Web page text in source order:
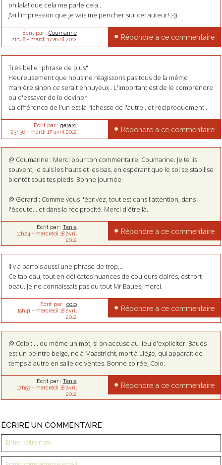
oh lala! que cela me parle cela...
J'ai l'impression que je vais me pencher sur cet auteur! ;-))
Écrit par : Coumarine
21h48- mardi 17 avril 2012 Répondre à ce commentaire
Très belle "phrase de plus"
Heureusement que nous ne réagissons pas tous de la même
manière sinon ce serait ennuyeux . L'important est de le comprendre
ou d'essayer de le deviner .
La différence de l'un est la richesse de l'autre ..et réciproquement .
Écrit par : gérard
23h36- mardi 17 avril 2012 Répondre à ce commentaire
@ Coumarine : Merci pour ton commentaire, Coumarine. Je te lis
souvent, je suis les hauts et les bas, en espérant que le sol se stabilise
bientôt sous tes pieds. Bonne journée.
@ Gérard : Comme vous l'écrivez, tout est dans l'attention, dans
l'écoute... et dans la réciprocité. Merci d'être là.
Écrit par : Tania
11h24 - mercredi 18 avril
2012
Répondre à ce commentaire
Il y a parfois aussi une phrase de trop...
Ce tableau, tout en délicates nuances de couleurs claires, est fort
beau. Je ne connaissais pas du tout Mr Baues, merci.
Écrit par : colo
15h41 - mercredi 18 avril
2012
Répondre à ce commentaire
@ Colo : ... ou même un mot, si on accuse au lieu d'expliciter. Bauës
est un peintre belge, né à Maastricht, mort à Liège, qui apparaît de
temps à autre en salle de ventes. Bonne soirée, Colo.
Écrit par : Tania
17h53- mercredi 18 avril
2012
Répondre à ce commentaire
ÉCRIRE UN COMMENTAIRE